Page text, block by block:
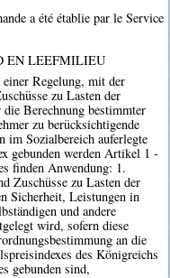
a été établie par le Service
EN LEEFMILIEU
Regelung, mit der
zu Lasten der
Berechnung bestimmter
zu berücksichtigende
im Sozialbereich auferlegte
gebunden werden Artikel 1 -
finden Anwendung: 1.
Zuschüsse zu Lasten der
Sicherheit, Leistungen in
und andere
wird, sofern diese
an die
des Königreichs
gebunden sind,